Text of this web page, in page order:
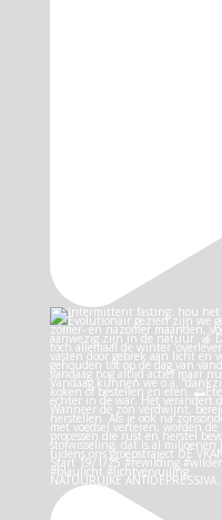
NATUURLIJKE